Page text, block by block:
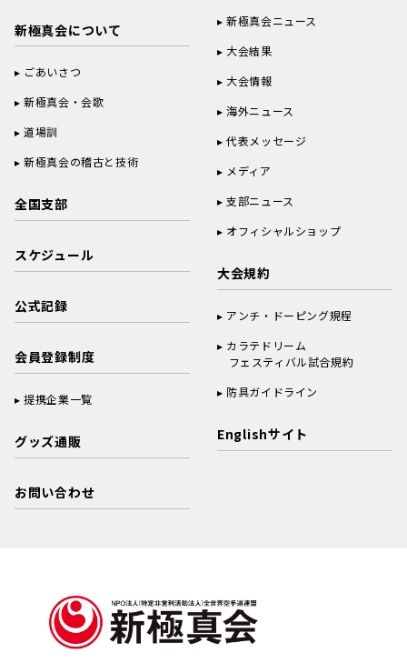
新極真会について
ごあいさつ
新極真会・会歌
道場訓
新極真会の稽古と技術
全国支部
スケジュール
公式記録
会員登録制度
提携企業一覧
グッズ通販
お問い合わせ
新極真会ニュース
大会結果
大会情報
海外ニュース
代表メッセージ
メディア
支部ニュース
オフィシャルショップ
大会規約
アンチ・ドーピング規程
カラテドリーム
フェスティバル試合規約
防具ガイドライン
Englishサイト